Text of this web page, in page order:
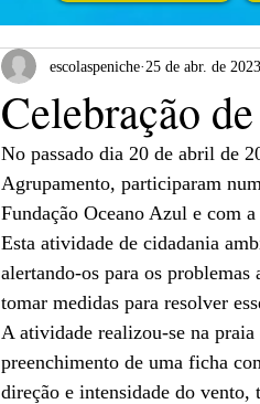
Celebração
escolaspeniche 25 de abr. de 2023
No passado dia 20 de abril de
Agrupamento, participaram
Fundação Oceano Azul e com
Esta atividade de cidadania
alertando-os para os
tomar medidas para resolver
A atividade realizou-se na
preenchimento de uma ficha
direção e intensidade do vento,